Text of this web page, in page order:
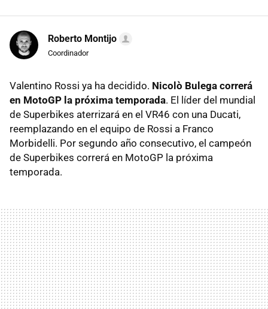
Roberto Montijo
Coordinador
Valentino Rossi ya ha decidido. Nicolò Bulega correrá
en MotoGP la próxima temporada. El líder del mundial
de Superbikes aterrizará en el VR46 con una Ducati,
reemplazando en el equipo de Rossi a Franco
Morbidelli. Por segundo año consecutivo, el campeón
de Superbikes correrá en MotoGP la próxima
temporada.